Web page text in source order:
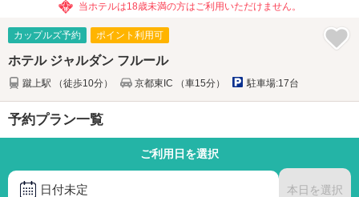
当ホテルは18歳未満の方はご利用いただけません。
カップルズ予約 ポイント利用可
ホテル ジャルダン フルール
蹴上駅 （徒歩10分） 京都東IC （車15分） 駐車場:17台
予約プラン一覧
ご利用日を選択
日付未定 本日を選択